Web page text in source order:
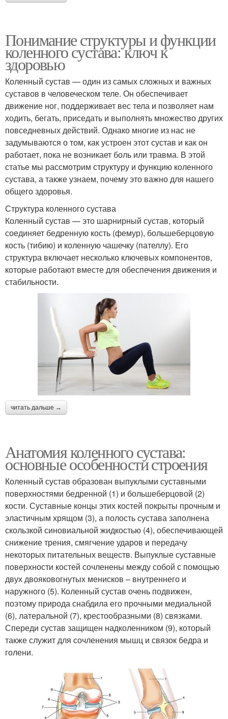
Понимание структуры и функции
коленного сустава: ключ к
здоровью
Коленный сустав — один из самых сложных и важных
суставов в человеческом теле. Он обеспечивает
движение ног, поддерживает вес тела и позволяет нам
ходить, бегать, приседать и выполнять множество других
повседневных действий. Однако многие из нас не
задумываются о том, как устроен этот сустав и как он
работает, пока не возникает боль или травма. В этой
статье мы рассмотрим структуру и функцию коленного
сустава, а также узнаем, почему это важно для нашего
общего здоровья.
Структура коленного сустава
Коленный сустав — это шарнирный сустав, который
соединяет бедренную кость (фемур), большеберцовую
кость (тибию) и коленную чашечку (пателлу). Его
структура включает несколько ключевых компонентов,
которые работают вместе для обеспечения движения и
стабильности.
читать дальше →
Анатомия коленного сустава:
основные особенности строения
Коленный сустав образован выпуклыми суставными
поверхностями бедренной (1) и большеберцовой (2)
кости. Суставные концы этих костей покрыты прочным и
эластичным хрящом (3), а полость сустава заполнена
скользкой синовиальной жидкостью (4), обеспечивающей
снижение трения, смягчение ударов и передачу
некоторых питательных веществ. Выпуклые суставные
поверхности костей сочленены между собой с помощью
двух двояковогнутых менисков – внутреннего и
наружного (5). Коленный сустав очень подвижен,
поэтому природа снабдила его прочными медиальной
(6), латеральной (7), крестообразными (8) связками.
Спереди сустав защищен надколенником (9), который
также служит для сочленения мышц и связок бедра и
голени.